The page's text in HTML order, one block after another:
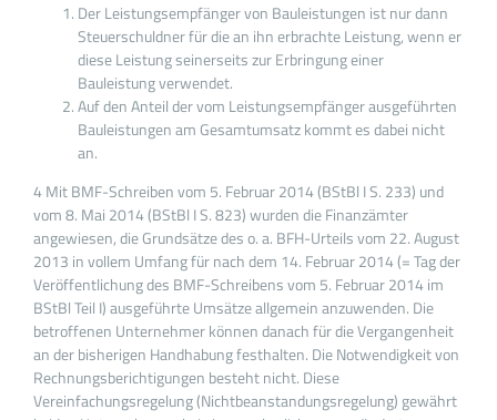
Der Leistungsempfänger von Bauleistungen ist nur dann
Steuerschuldner für die an ihn erbrachte Leistung, wenn er
diese Leistung seinerseits zur Erbringung einer
Bauleistung verwendet.
Auf den Anteil der vom Leistungsempfänger ausgeführten
Bauleistungen am Gesamtumsatz kommt es dabei nicht
an.
4 Mit BMF-Schreiben vom 5. Februar 2014 (BStBl I S. 233) und
vom 8. Mai 2014 (BStBl I S. 823) wurden die Finanzämter
angewiesen, die Grundsätze des o. a. BFH-Urteils vom 22. August
2013 in vollem Umfang für nach dem 14. Februar 2014 (= Tag der
Veröffentlichung des BMF-Schreibens vom 5. Februar 2014 im
BStBl Teil I) ausgeführte Umsätze allgemein anzuwenden. Die
betroffenen Unternehmer können danach für die Vergangenheit
an der bisherigen Handhabung festhalten. Die Notwendigkeit von
Rechnungsberichtigungen besteht nicht. Diese
Vereinfachungsregelung (Nichtbeanstandungsregelung) gewährt